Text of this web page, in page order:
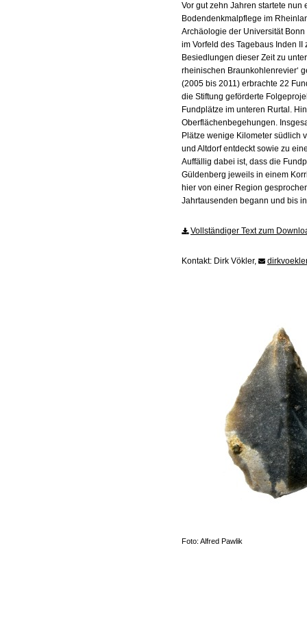
Vor gut zehn Jahren startete nun
Bodendenkmalpflege im
Archäologie der Universität
im Vorfeld des Tagebaus Inden
Besiedlungen dieser Zeit zu
rheinischen Braunkohlenrevier‘
(2005 bis 2011) erbrachte 22
die Stiftung geförderte
Fundplätze im unteren Rurtal.
Oberflächenbegehungen.
Plätze wenige Kilometer südlich
und Altdorf entdeckt sowie zu
Auffällig dabei ist, dass die
Güldenberg jeweils in einem
hier von einer Region
Jahrtausenden begann und bis
Vollständiger Text zum
Kontakt: Dirk Vökler,
Foto: Alfred Pawlik